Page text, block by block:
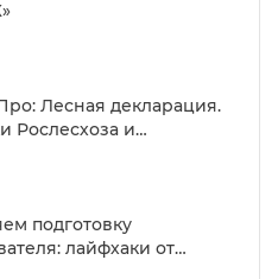
Лесная декларация.
Рослесхоза и
подготовку
лайфхаки от